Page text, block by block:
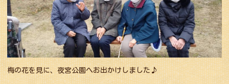
梅の花を見に、夜宮公園へお出かけしました♪